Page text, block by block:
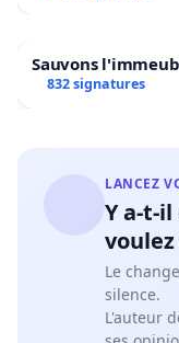
Sauvons
832 signatures
LANCEZ
Y a-t-
Le
silence.
L'auteur